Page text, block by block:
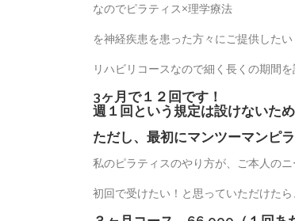
なのでピラティス×理学療法
を神経疾患を患った方々にご提供したい
リハビリコースなので細く長くの期間を
3ヶ月で１２回です！
週１回という規定は設けないた
ただし、最初にマンツーマンピ
私のピラティスのやり方が、ご本人の
初回で受けたい！と思っていただけたら